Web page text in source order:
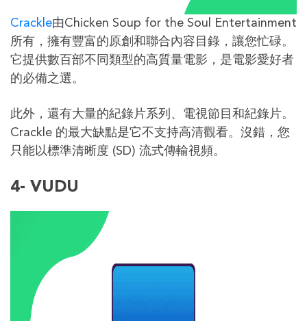
Crackle由Chicken Soup for the Soul Entertainment
所有，擁有豐富的原創和聯合內容目錄，讓您忙碌。
它提供數百部不同類型的高質量電影，是電影愛好者
的必備之選。
此外，還有大量的紀錄片系列、電視節目和紀錄片。
Crackle 的最大缺點是它不支持高清觀看。沒錯，您
只能以標準清晰度 (SD) 流式傳輸視頻。
4- VUDU